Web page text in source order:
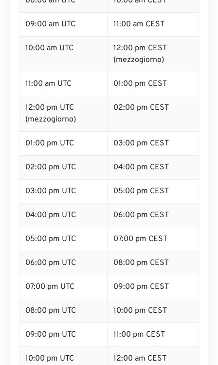
09:00 am UTC 11:00 am CEST
10:00 am UTC
12:00 pm CEST
(mezzogiorno)
11:00 am UTC 01:00 pm CEST
12:00 pm UTC
(mezzogiorno)
02:00 pm CEST
01:00 pm UTC 03:00 pm CEST
02:00 pm UTC 04:00 pm CEST
03:00 pm UTC 05:00 pm CEST
04:00 pm UTC 06:00 pm CEST
05:00 pm UTC 07:00 pm CEST
06:00 pm UTC 08:00 pm CEST
07:00 pm UTC 09:00 pm CEST
08:00 pm UTC 10:00 pm CEST
09:00 pm UTC 11:00 pm CEST
10:00 pm UTC
12:00 am CEST